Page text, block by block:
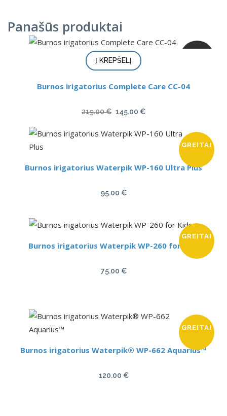
Panašūs produktai
Į KREPŠELĮ
Burnos irigatorius Complete Care CC-04
219.00€ Original
was:
145.00 €Current
is:
GREITAI
Burnos irigatorius Waterpik WP-160 Ultra Plus
95.00 €
GREITAI
Burnos irigatorius Waterpik WP-260 for Kids
75.00 €
GREITAI
Burnos irigatorius Waterpik® WP-662 Aquarius™
120.00 €